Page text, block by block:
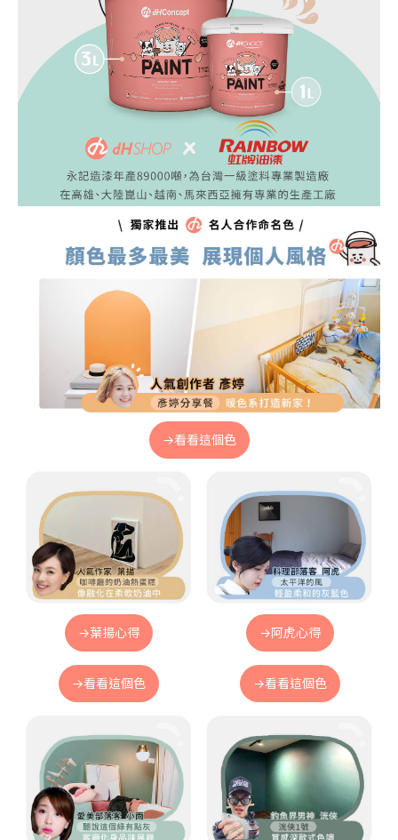
→看看這個色
→葉揚心得
→看看這個色
→阿虎心得
→看看這個色